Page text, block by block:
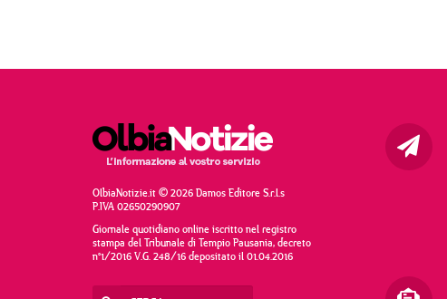
OlbiaNotizie.it © 2026 Damos Editore S.r.l.s
P.IVA 02650290907
Giornale quotidiano online iscritto nel registro
stampa del Tribunale di Tempio Pausania, decreto
n°1/2016 V.G. 248/16 depositato il 01.04.2016